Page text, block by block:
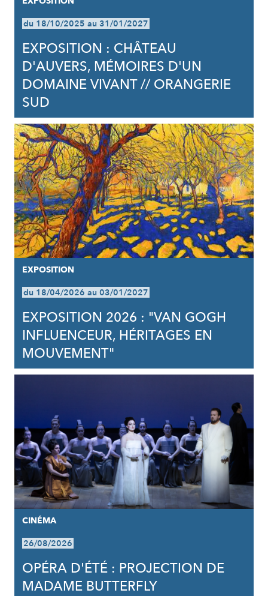
du 18/10/2025 au 31/01/2027
EXPOSITION : CHÂTEAU
D'AUVERS, MÉMOIRES D'UN
DOMAINE VIVANT // ORANGERIE
SUD
EXPOSITION
du 18/04/2026 au 03/01/2027
EXPOSITION 2026 : "VAN GOGH
INFLUENCEUR, HÉRITAGES EN
MOUVEMENT"
CINÉMA
26/08/2026
OPÉRA D'ÉTÉ : PROJECTION DE
MADAME BUTTERFLY